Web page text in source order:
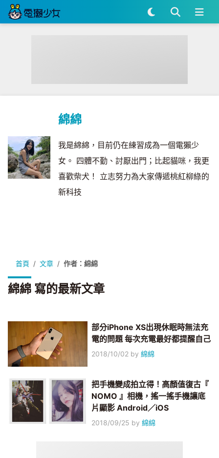
綿綿
我是綿綿，目前仍在練習成為一個電獺少
女。 四體不勤、討厭出門；比起貓咪，我更
喜歡柴犬！ 立志努力為大家傳遞桃紅柳綠的
新科技
首頁 文章 作者：綿綿
綿綿 寫的最新文章
部分iPhone XS出現休眠時無法充
電的問題 每次充電最好都提醒自己
2018/10/02 by綿綿
把手機變成拍立得！高顏值復古『
NOMO 』相機，搖一搖手機讓底
片顯影 Android／iOS
2018/09/25 by綿綿